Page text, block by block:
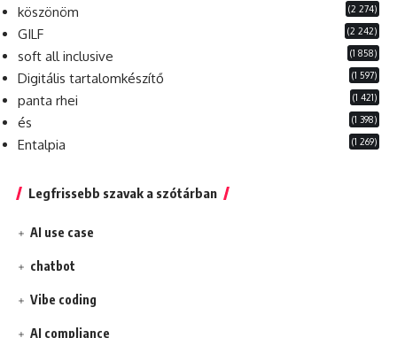
köszönöm (2 274)
GILF (2 242)
soft all inclusive (1 858)
Digitális tartalomkészítő (1 597)
panta rhei (1 421)
és (1 398)
Entalpia (1 269)
Legfrissebb szavak a szótárban
AI use case
chatbot
Vibe coding
AI compliance